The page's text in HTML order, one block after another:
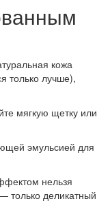
кожа
только лучше),
мягкую щетку или
эмульсией для
нельзя
только деликатный